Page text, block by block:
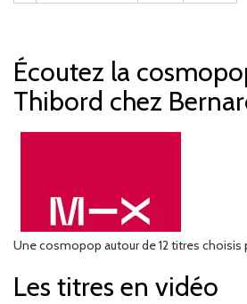
Écoutez la
Thibord chez
Une cosmopop autour de 12 titres choisis
Les titres en vidéo